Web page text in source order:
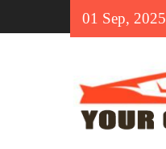
01 Sep, 2025